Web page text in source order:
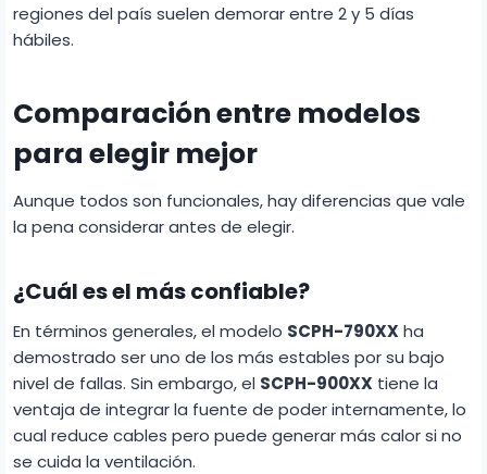
regiones del país suelen demorar entre 2 y 5 días
hábiles.
Comparación entre modelos
para elegir mejor
Aunque todos son funcionales, hay diferencias que vale
la pena considerar antes de elegir.
¿Cuál es el más confiable?
En términos generales, el modelo SCPH-790XX ha
demostrado ser uno de los más estables por su bajo
nivel de fallas. Sin embargo, el SCPH-900XX tiene la
ventaja de integrar la fuente de poder internamente, lo
cual reduce cables pero puede generar más calor si no
se cuida la ventilación.